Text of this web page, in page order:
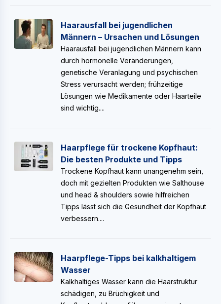
Haarausfall bei jugendlichen
Männern – Ursachen und Lösungen
Haarausfall bei jugendlichen Männern kann
durch hormonelle Veränderungen,
genetische Veranlagung und psychischen
Stress verursacht werden; frühzeitige
Lösungen wie Medikamente oder Haarteile
sind wichtig....
Haarpflege für trockene Kopfhaut:
Die besten Produkte und Tipps
Trockene Kopfhaut kann unangenehm sein,
doch mit gezielten Produkten wie Salthouse
und head & shoulders sowie hilfreichen
Tipps lässt sich die Gesundheit der Kopfhaut
verbessern....
Haarpflege-Tipps bei kalkhaltigem
Wasser
Kalkhaltiges Wasser kann die Haarstruktur
schädigen, zu Brüchigkeit und